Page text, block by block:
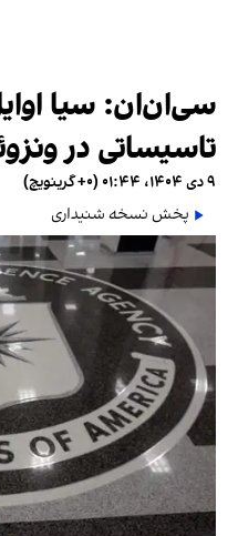
سی‌ان‌ان: سیا
تاسیساتی در
۹ دی ۱۴۰۴، ۰۱:۴۴ (‎+۰ گرینویچ)
پخش نسخه شنیداری